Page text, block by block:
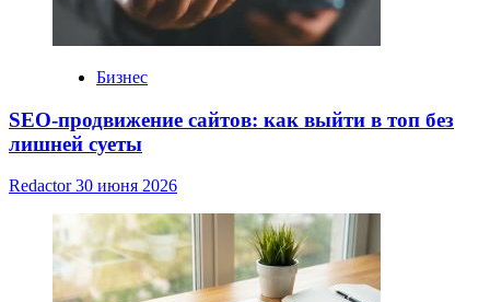
Бизнес
SEO-продвижение сайтов: как выйти в топ без
лишней суеты
Redactor30 июня 2026